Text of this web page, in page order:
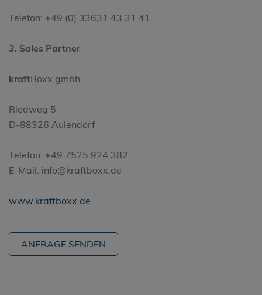
Telefon: +49 (0) 33631 43 31 41
3. Sales Partner
kraftBoxx gmbh
Riedweg 5
D-88326 Aulendorf
Telefon: +49 7525 924 382
E-Mail: info@kraftboxx.de
www.kraftboxx.de
ANFRAGE SENDEN